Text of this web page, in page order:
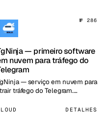
№ 286
— primeiro software
nuvem para tráfego do
— serviço em nuvem para
tráfego do Telegram.…
DETALHES